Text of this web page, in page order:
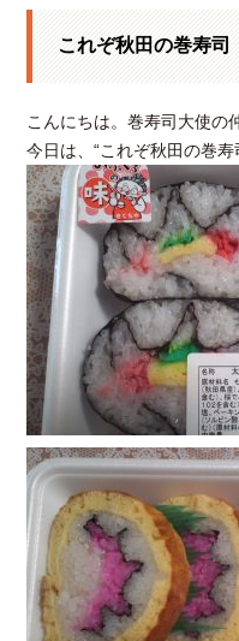
これぞ秋田の巻寿司
こんにちは。巻寿司大使の
今日は、“これぞ秋田の巻寿